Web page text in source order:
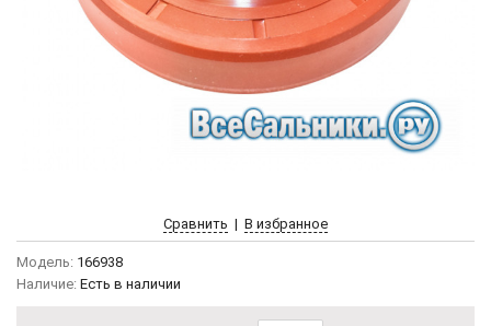
Сравнить | В избранное
Модель: 166938
Наличие: Есть в наличии